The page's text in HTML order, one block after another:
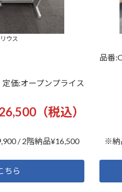
ウス
定価:オープンプライス
（税込）
/ 2階納品¥16,500
ちら
品番
※納